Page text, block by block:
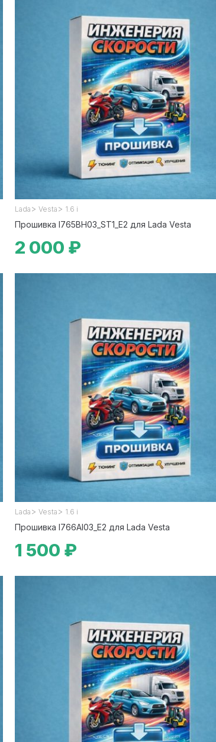
Lada > Vesta > 1.6 i
Прошивка I765BH03_ST1_E2 для Lada Vesta
2 000 ₽
Lada > Vesta > 1.6 i
Прошивка I766AI03_E2 для Lada Vesta
1 500 ₽